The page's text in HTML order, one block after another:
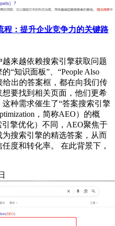
程：提升企业竞争力的关键路
来越依赖搜索引擎获取问题
“知识面板”、“People Also
给出的答案框，都在向我们传
要找到相关页面，他们更希
种需求催生了“答案搜索引擎
，简称AEO）的概
擎优化）不同，AEO聚焦于
搜索引擎的精选答案，从而
度和转化率。 在此背景下，